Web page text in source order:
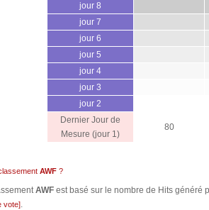
jour 8
jour 7
jour 6
jour 5
jour 4
jour 3
jour 2
Dernier Jour de
Mesure (jour 1)
80
AWF ?
AWF est basé sur le nombre de Hits généré
vote].